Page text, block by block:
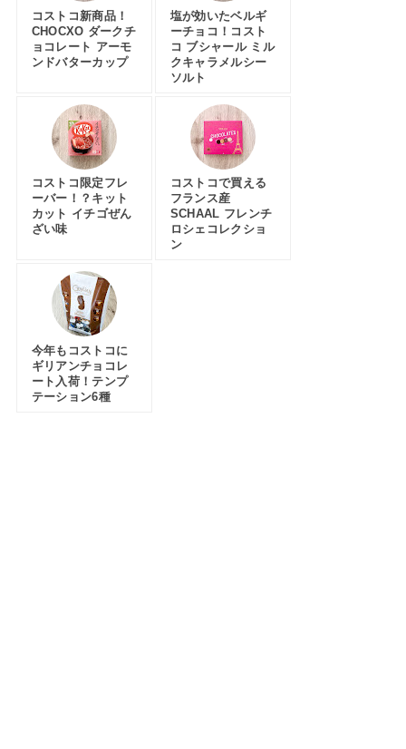
コストコ新商品！
CHOCXO ダークチ
ョコレート アーモ
ンドバターカップ
塩が効いたベルギ
ーチョコ！コスト
コ ブシャール ミル
クキャラメルシー
ソルト
コストコ限定フレ
ーバー！？キット
カット イチゴぜん
ざい味
コストコで買える
フランス産
SCHAAL フレンチ
ロシェコレクショ
ン
今年もコストコに
ギリアンチョコレ
ート入荷！テンプ
テーション6種